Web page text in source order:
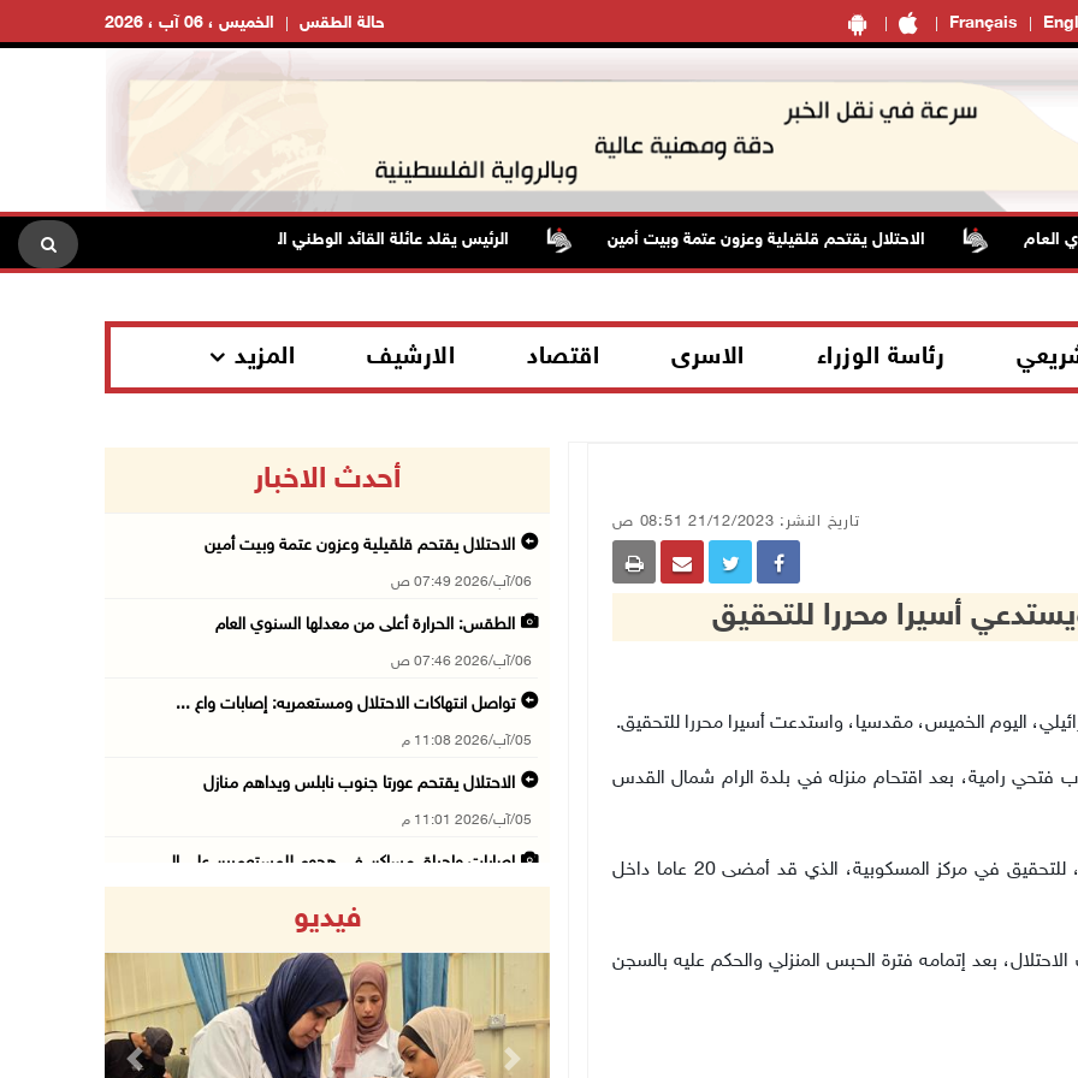
Français الخميس ، 06 آب ، 2026 حالة الطقس
الاحتلال يقتحم قلقيلية وعزون عتمة وبيت أمين الرئيس يقلد عائلة القائد الوطني الراحل أحمد عبد الرحمن "نجمة يبوس" من
رئاسة الوزراء الاسرى اقتصاد الارشيف المزيد
تاريخ النشر: 21/12/2023 08:51 ص
أسيرا محررا للتحقيق
.
فتحي رامية، بعد اقتحام منزله في بلدة الرام شمال القدس
واستدعت مخابرات الاحتلال الأسير المحرر رجائي الحداد، للتحقيق في مركز المسكوبية، الذي قد أمضى 20 عاما داخل
عاما) نفسه لسلطات الاحتلال، بعد إتمامه فترة الحبس المنزلي والحكم عليه بالسجن
أحدث الاخبار
الاحتلال يقتحم قلقيلية وعزون عتمة وبيت أمين
06/آب/2026 07:49 ص
الطقس: الحرارة أعلى من معدلها السنوي العام
06/آب/2026 07:46 ص
تواصل انتهاكات الاحتلال ومستعمريه: إصابات واع ...
05/آب/2026 11:08 م
الاحتلال يقتحم عورتا جنوب نابلس ويداهم منازل
05/آب/2026 11:01 م
إصابات وإحراق مساكن في هجوم للمستعمرين على ال ...
الاحتلال يقتحم قريتي اللبن الشرقية وعمورية جن ...
05/آب/2026 10:47 م
فيديو
Previous Next